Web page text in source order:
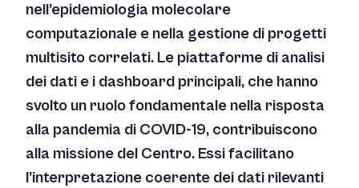
nell’epidemiologia molecolare
computazionale e nella gestione di progetti
multisito correlati. Le piattaforme di analisi
dei dati e i dashboard principali, che hanno
svolto un ruolo fondamentale nella risposta
alla pandemia di COVID-19, contribuiscono
alla missione del Centro. Essi facilitano
l’interpretazione coerente dei dati rilevanti